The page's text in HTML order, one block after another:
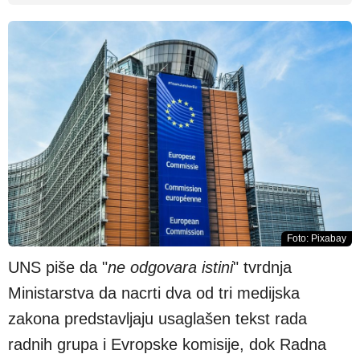
Foto: Pixabay
UNS piše da "ne odgovara istini" tvrdnja
Ministarstva da nacrti dva od tri medijska
zakona predstavljaju usaglašen tekst rada
radnih grupa i Evropske komisije, dok Radna